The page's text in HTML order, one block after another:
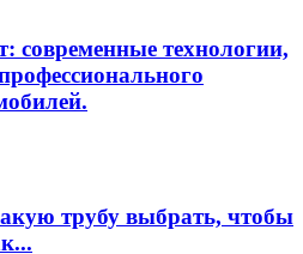
современные технологии,
трубу выбрать, чтобы